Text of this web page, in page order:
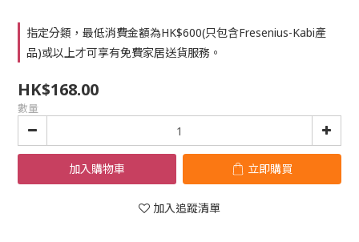
指定分類，最低消費金額為HK$600(只包含Fresenius-Kabi產
品)或以上才可享有免費家居送貨服務。
HK$168.00
數量
加入購物車 立即購買
加入追蹤清單